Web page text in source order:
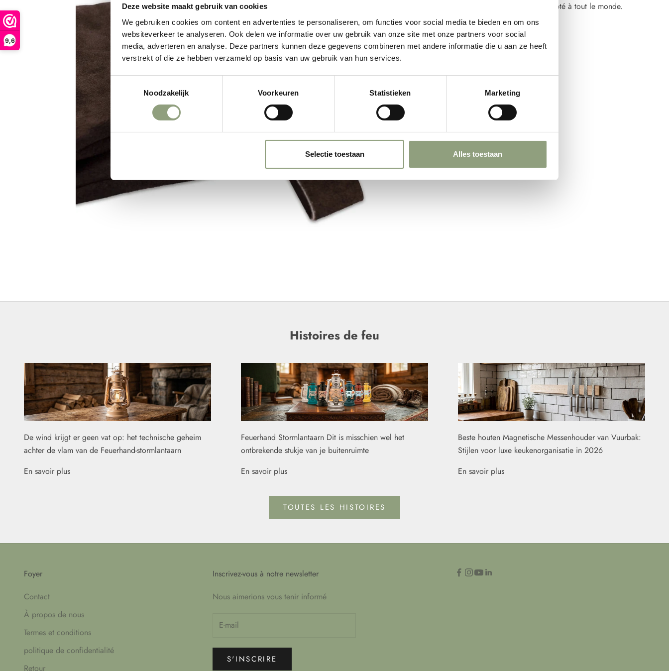
Deze website maakt gebruik van cookies
We gebruiken cookies om content en advertenties te personaliseren, om functies voor social media te bieden en om ons
websiteverkeer te analyseren. Ook delen we informatie over uw gebruik van onze site met onze partners voor social
media, adverteren en analyse. Deze partners kunnen deze gegevens combineren met andere informatie die u aan ze heeft
verstrekt of die ze hebben verzameld op basis van uw gebruik van hun services.
Noodzakelijk
Voorkeuren Statistieken Marketing
Selectie toestaan Alles toestaan
9,6
Disponible en 1 taille et donc adapté à tout le monde.
Histoires de feu
De wind krijgt er geen vat op: het technische geheim
achter de vlam van de Feuerhand-stormlantaarn
En savoir plus
Feuerhand Stormlantaarn Dit is misschien wel het
ontbrekende stukje van je buitenruimte
En savoir plus
Beste houten Magnetische Messenhouder van Vuurbak:
Stijlen voor luxe keukenorganisatie in 2026
En savoir plus
TOUTES LES HISTOIRES
Foyer
Contact
À propos de nous
Termes et conditions
politique de confidentialité
Retour
Inscrivez-vous à notre newsletter
Nous aimerions vous tenir informé
S'INSCRIRE